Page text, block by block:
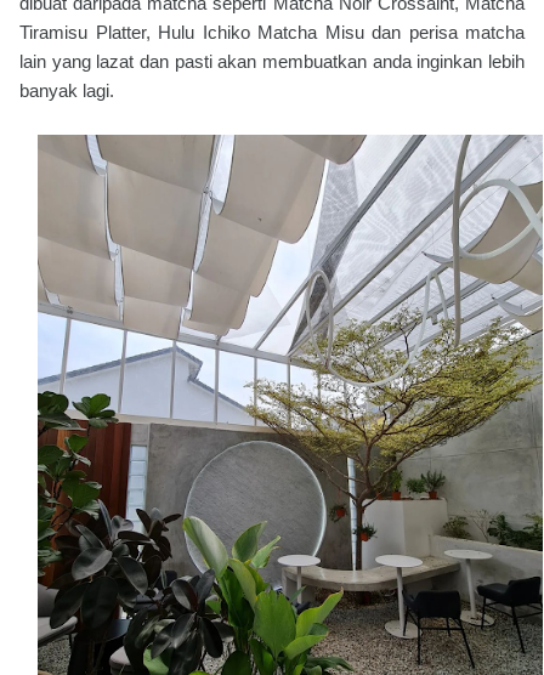
Tiramisu Platter, Hulu Ichiko Matcha Misu dan perisa matcha
lain yang lazat dan pasti akan membuatkan anda inginkan lebih
banyak lagi.